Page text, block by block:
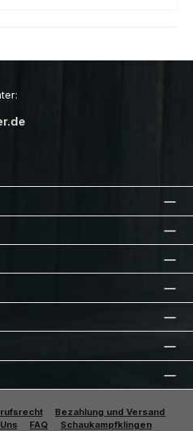
Bezahlung und Versand
FAQ Schaukampfklingen